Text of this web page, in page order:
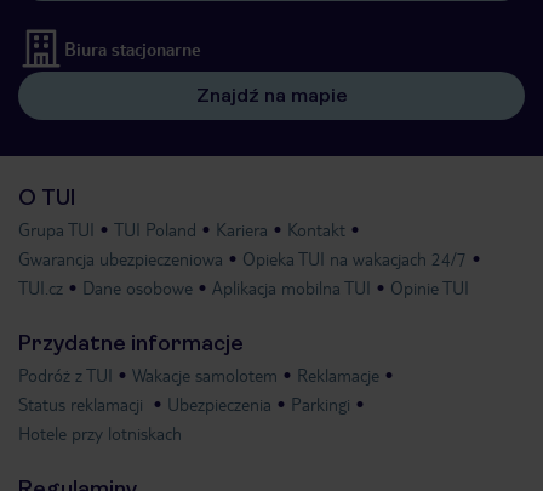
Biura stacjonarne
Znajdź na mapie
O TUI
Grupa TUI TUI Poland Kariera
Kontakt
Gwarancja ubezpieczeniowa
Opieka TUI na wakacjach 24/7
TUI.cz
Dane osobowe Aplikacja mobilna TUI Opinie TUI
Przydatne informacje
Podróż z TUI Wakacje samolotem
Reklamacje
Status reklamacji
Ubezpieczenia
Parkingi
Hotele przy lotniskach